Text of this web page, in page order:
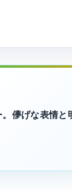
儚げな表情と